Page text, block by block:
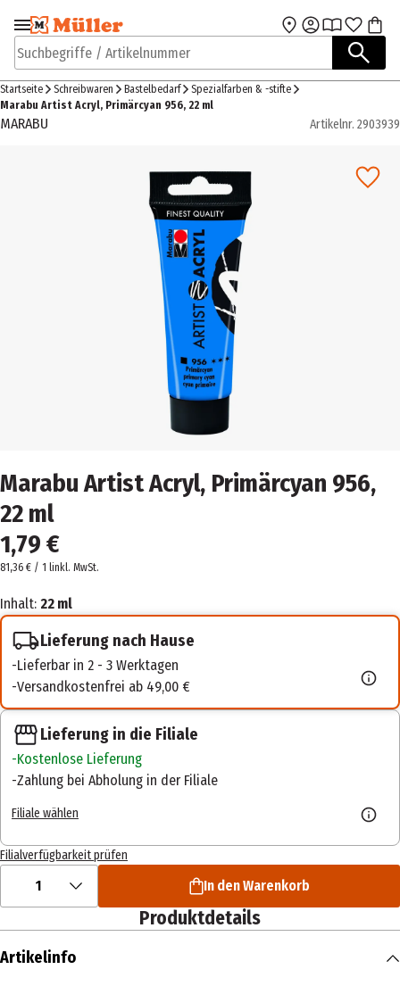
Zur Navigation
springen
Zum Hauptinhalt
Suchbegriffe / Artikelnummer
Startseite Schreibwaren Bastelbedarf
Spezialfarben & -stifte
Marabu Artist Acryl, Primärcyan 956, 22 ml
MARABU Artikelnr. 2903939
Marabu Artist Acryl, Primärcyan 956,
22 ml
1,79 €
81,36 € / 1 linkl. MwSt.
Inhalt: 22 ml
Lieferung nach Hause
Lieferbar in 2 - 3 Werktagen
Versandkostenfrei ab 49,00 €
Lieferung in die Filiale
Kostenlose Lieferung
Zahlung bei Abholung in der Filiale
Filiale wählen
Filialverfügbarkeit prüfen
1 In den Warenkorb
Produktdetails
Artikelinfo